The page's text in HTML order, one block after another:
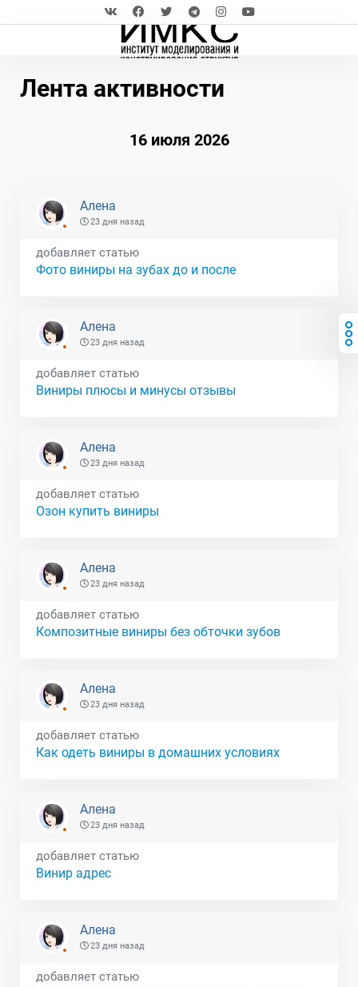
Лента активности
16 июля 2026
Алена
23 дня назад
добавляет статью
Фото виниры на зубах до и после
Алена
23 дня назад
добавляет статью
Виниры плюсы и минусы отзывы
Алена
23 дня назад
добавляет статью
Озон купить виниры
Алена
23 дня назад
добавляет статью
Композитные виниры без обточки зубов
Алена
23 дня назад
добавляет статью
Как одеть виниры в домашних условиях
Алена
23 дня назад
добавляет статью
Винир адрес
Алена
23 дня назад
добавляет статью